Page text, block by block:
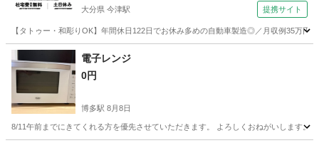
大分県 今津駅 提携サイト
【タトゥー・和彫りOK】年間休日122日でお休み多めの自動車製造◎／月収例35万
大分 中津市 今津駅
電子レンジ
0円
博多駅 8月8日
8/11午前までにきてくれる方を優先させていただきます。 よろしくおねがいします。